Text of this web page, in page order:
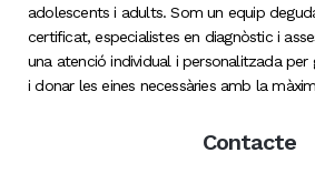
adolescents i adults. Som un equip
certificat, especialistes en diagnòstic i
una atenció individual i personalitzada
i donar les eines necessàries amb la
Contacte